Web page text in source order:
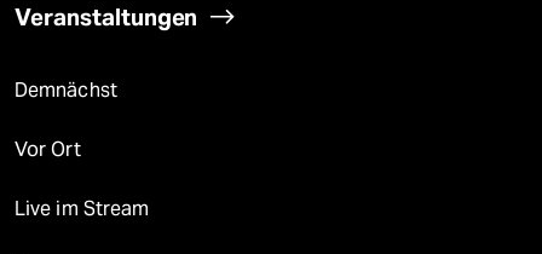
Veranstaltungen
Demnächst
Vor Ort
Live im Stream